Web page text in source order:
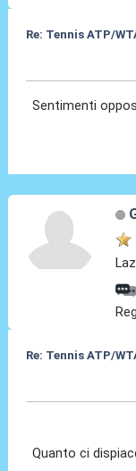
Re: Tennis ATP/
Sentimenti
Re: Tennis ATP/
Quanto ci